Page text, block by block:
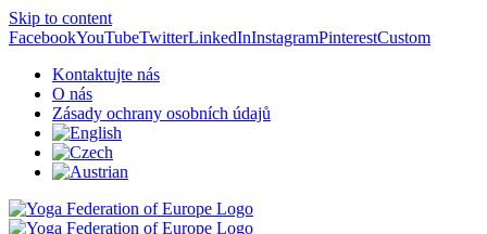
Skip to content
FacebookYouTubeTwitterLinkedInInstagramPinterestCustom
Kontaktujte nás
O nás
Zásady ochrany osobních údajů